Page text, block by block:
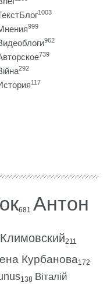
1003
999
962
739
292
117
681 Антон
211
Курбанова172
138 Віталій